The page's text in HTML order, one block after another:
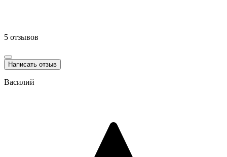
5 отзывов
Написать отзыв
Василий